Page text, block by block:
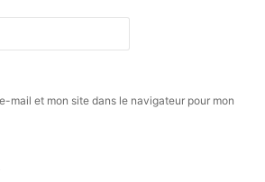
mail et mon site dans le navigateur pour mon